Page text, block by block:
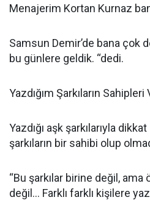
Menajerim Kortan Kurnaz
Samsun Demir’de bana çok
bu günlere geldik. “dedi.
Yazdığım Şarkıların Sahipleri
Yazdığı aşk şarkılarıyla
şarkıların bir sahibi olup
“Bu şarkılar birine değil,
değil... Farklı farklı kişilere